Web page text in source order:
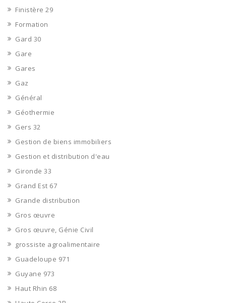
Finistère 29
Formation
Gard 30
Gare
Gares
Gaz
Général
Géothermie
Gers 32
Gestion de biens immobiliers
Gestion et distribution d'eau
Gironde 33
Grand Est 67
Grande distribution
Gros œuvre
Gros œuvre, Génie Civil
grossiste agroalimentaire
Guadeloupe 971
Guyane 973
Haut Rhin 68